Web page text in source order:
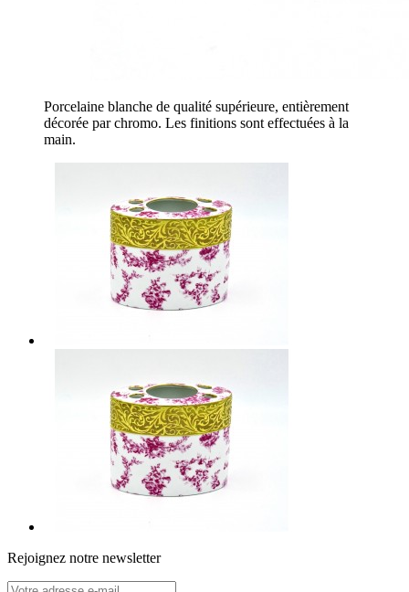
Porcelaine blanche de qualité supérieure, entièrement
décorée par chromo. Les finitions sont effectuées à la
main.
Rejoignez notre newsletter